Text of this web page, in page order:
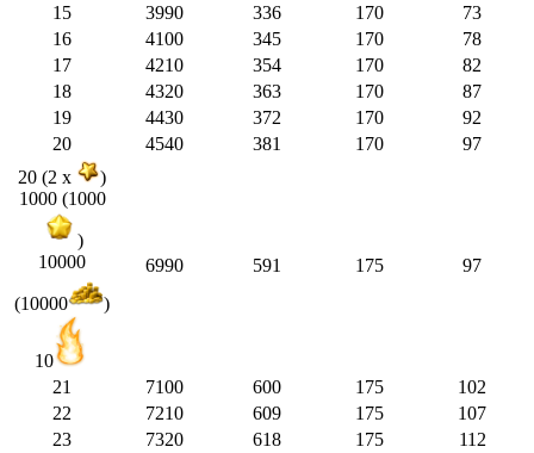
15
3990 336 170
73
16
4100 345 170
78
17
4210 354 170
82
18
4320 363 170
87
19
4430 372 170
92
20
4540 381 170
97
20 (2 x
)
1000 (1000
)
10000
(10000 )
10
6990 591 175 97
21 7100 600 175
102
22
7210 609 175
107
23
7320 618 175
112